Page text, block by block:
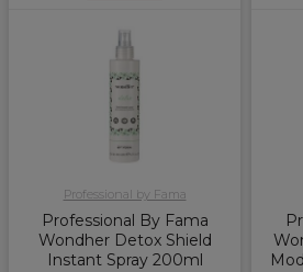
Professional by Fama
Professional By Fama
Wondher Detox Shield
Instant Spray 200ml